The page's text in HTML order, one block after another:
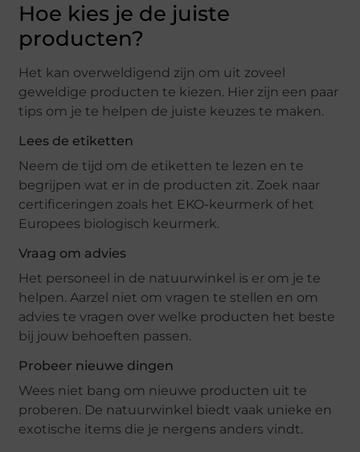
Hoe kies je de juiste
producten?
Het kan overweldigend zijn om uit zoveel
geweldige producten te kiezen. Hier zijn een paar
tips om je te helpen de juiste keuzes te maken.
Lees de etiketten
Neem de tijd om de etiketten te lezen en te
begrijpen wat er in de producten zit. Zoek naar
certificeringen zoals het EKO-keurmerk of het
Europees biologisch keurmerk.
Vraag om advies
Het personeel in de natuurwinkel is er om je te
helpen. Aarzel niet om vragen te stellen en om
advies te vragen over welke producten het beste
bij jouw behoeften passen.
Probeer nieuwe dingen
Wees niet bang om nieuwe producten uit te
proberen. De natuurwinkel biedt vaak unieke en
exotische items die je nergens anders vindt.